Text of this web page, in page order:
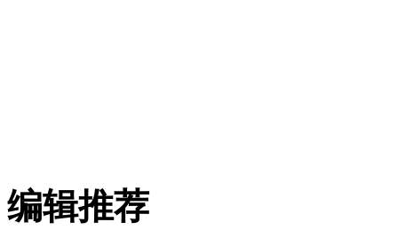
编辑推荐